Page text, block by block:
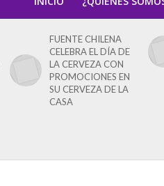
FUENTE CHILENA
CELEBRA EL DÍA DE
LA CERVEZA CON
PROMOCIONES EN
SU CERVEZA DE LA
CASA